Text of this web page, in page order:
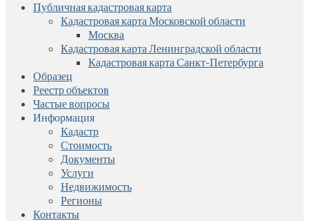
Публичная кадастровая карта
Кадастровая карта Московской области
Москва
Кадастровая карта Ленинградской области
Кадастровая карта Санкт-Петербурга
Образец
Реестр объектов
Частые вопросы
Информация
Кадастр
Стоимость
Документы
Услуги
Недвижимость
Регионы
Контакты